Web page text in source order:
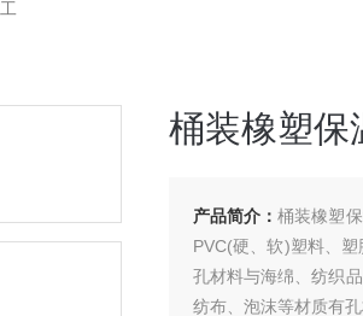
桶装橡塑保
产品简介：桶装橡塑
PVC(硬、软)塑料、
孔材料与海绵、纺织
纺布、泡沫等材质有